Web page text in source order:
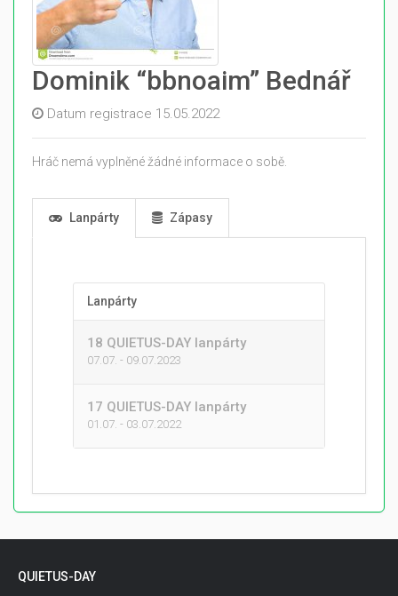
Dominik “bbnoaim” Bednář
Datum registrace 15.05.2022
Hráč nemá vyplněné žádné informace o sobě.
Lanpárty Zápasy
Lanpárty
18 QUIETUS-DAY lanpárty
07.07. - 09.07.2023
17 QUIETUS-DAY lanpárty
01.07. - 03.07.2022
QUIETUS-DAY